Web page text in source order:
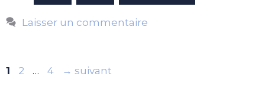
Laisser un commentaire
Page
1 Page
2 … Page
4 → suivant